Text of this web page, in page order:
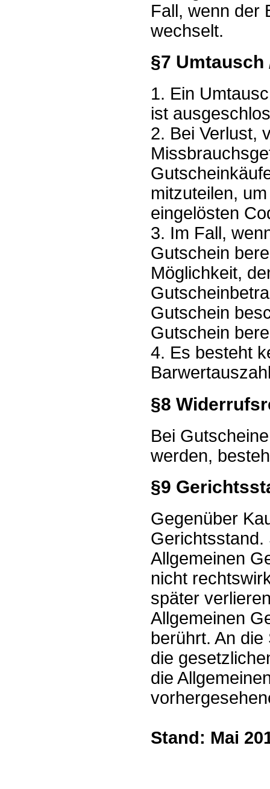
Fall, wenn der
wechselt.
§7 Umtausch
1. Ein
ist
2. Bei Verlust,
mitzuteilen,
eingelösten
3. Im Fall,
Gutschein
Möglichkeit,
Gutschein
Gutschein
4. Es besteht
§8
Bei
werden,
§9
Gegenüber
Gerichtsstand.
Allgemeinen
nicht
später
Allgemeinen
berührt. An
die
die
Stand: Mai